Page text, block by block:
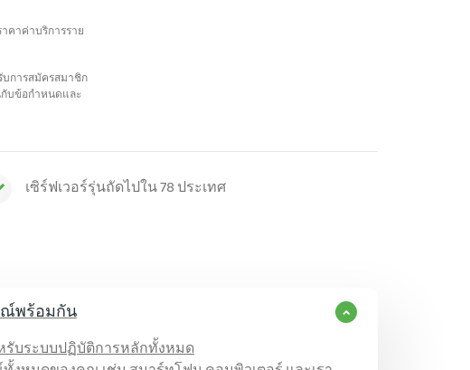
คาค่าบริการราย
บการสมัครสมาชิก
กับข้อกำหนดและ
เซิร์ฟเวอร์รุ่นถัดไปใน 78 ประเทศ
ณ์พร้อมกัน
รับระบบปฏิบัติการหลักทั้งหมด